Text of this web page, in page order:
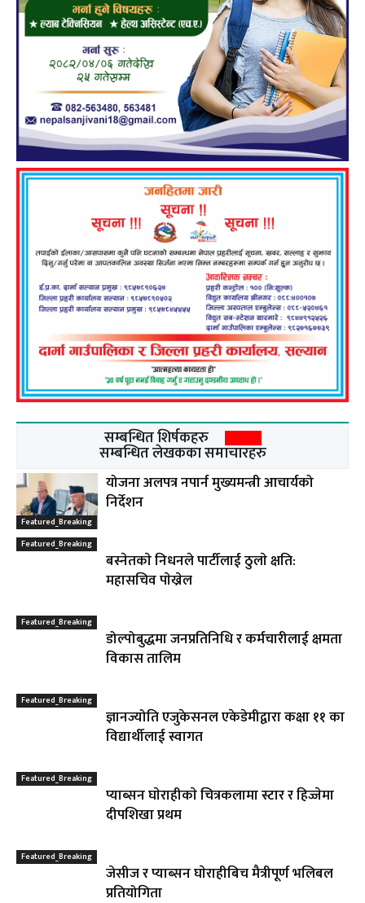
सम्बन्धित शिर्षकहरु
सम्बन्धित लेखकका समाचारहरु
Featured_Breaking
योजना अलपत्र नपार्न मुख्यमन्त्री आचार्यको
निर्देशन
Featured_Breaking
बस्नेतकाे निधनले पार्टीलाई ठुलाे क्षति:
महासचिव पाेख्रेल
Featured_Breaking
डोल्पोबुद्धमा जनप्रतिनिधि र कर्मचारीलाई क्षमता
विकास तालिम
Featured_Breaking
ज्ञानज्योति एजुकेसनल एकेडेमीद्वारा कक्षा ११ का
विद्यार्थीलाई स्वागत
Featured_Breaking
प्याब्सन घाेराहीकाे चित्रकलामा स्टार र हिज्जेमा
दीपशिखा प्रथम
Featured_Breaking
जेसीज र प्याब्सन घाेराहीबिच मैत्रीपूर्ण भलिबल
प्रतियोगिता